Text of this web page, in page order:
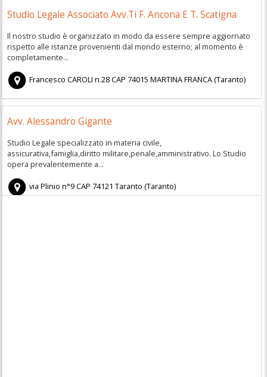
Studio Legale Associato Avv.Ti F. Ancona E T. Scatigna
Il nostro studio è organizzato in modo da essere sempre aggiornato
rispetto alle istanze provenienti dal mondo esterno; al momento è
completamente...
Francesco CAROLI n.28CAP 74015 MARTINA FRANCA(Taranto)
Avv. Alessandro Gigante
Studio Legale specializzato in materia civile,
assicurativa,famiglia,diritto militare,penale,amministrativo. Lo Studio
opera prevalentemente a...
via Plinio n°9CAP 74121 Taranto (Taranto)